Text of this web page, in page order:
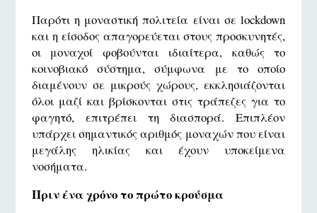
Παρότι η μοναστική πολιτεία είναι σε lockdown
και η είσοδος απαγορεύεται στους προσκυνητές,
οι μοναχοί φοβούνται ιδιαίτερα, καθώς το
κοινοβιακό σύστημα, σύμφωνα με το οποίο
διαμένουν σε μικρούς χώρους, εκκλησιάζονται
όλοι μαζί και βρίσκονται στις τράπεζες για το
φαγητό, επιτρέπει τη διασπορά. Επιπλέον
υπάρχει σημαντικός αριθμός μοναχών που είναι
μεγάλης ηλικίας και έχουν υποκείμενα
νοσήματα.
Πριν ένα χρόνο το πρώτο κρούσμα